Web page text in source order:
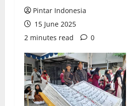
Pintar Indonesia
15 June 2025
2 minutes read
0